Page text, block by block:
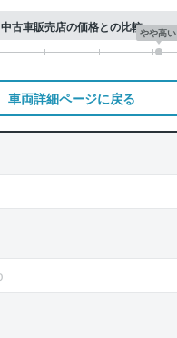
中古車販売店の価格との比較やや高い
車両詳細ページに戻る